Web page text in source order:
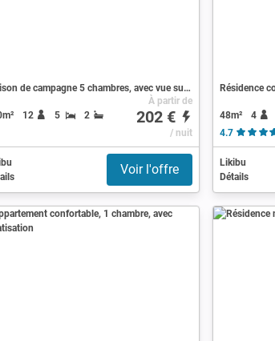
Maison de campagne 5 chambres, avec vue sur mer
12 5 2
À partir de
202 €
/ nuit
Voir l'offre
48m² 4
4.7
Likibu
Détails